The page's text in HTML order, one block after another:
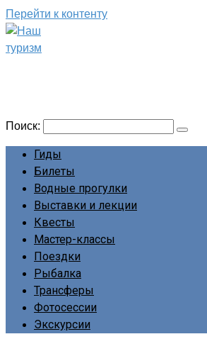
Перейти к контенту
Поиск:
Гиды
Билеты
Водные прогулки
Выставки и лекции
Квесты
Мастер-классы
Поездки
Рыбалка
Трансферы
Фотосессии
Экскурсии